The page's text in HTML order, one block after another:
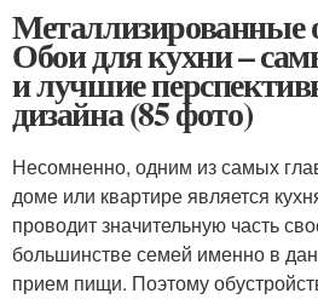
Металлизированные
Обои для кухни –
и лучшие
дизайна (85 фото)
Несомненно, одним из самых
доме или квартире является
проводит значительную часть
большинстве семей именно в
прием пищи. Поэтому